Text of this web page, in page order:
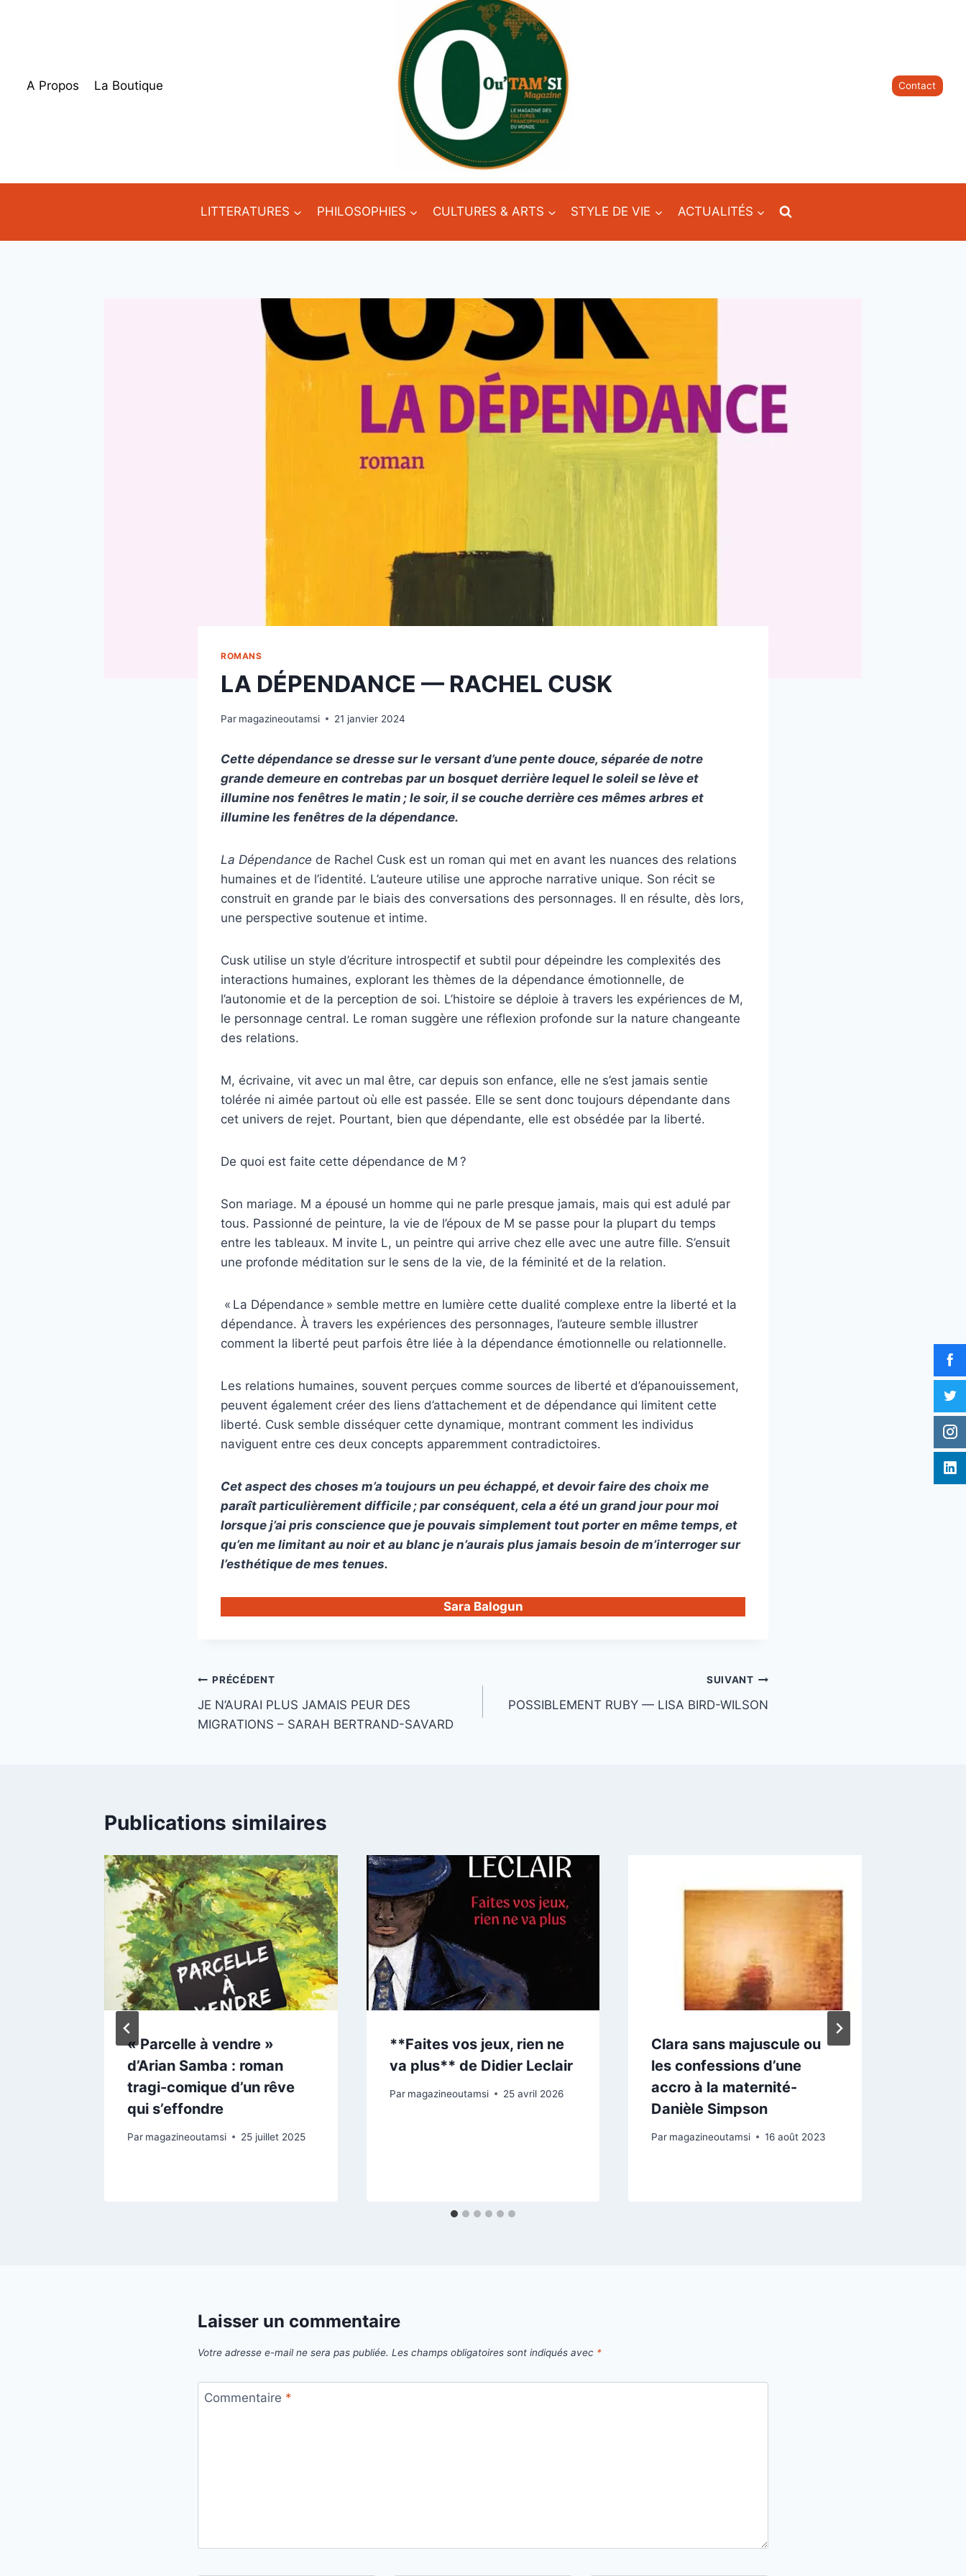
A Propos La Boutique Contact
LITTERATURES PHILOSOPHIES CULTURES & ARTS STYLE DE VIE ACTUALITÉS
ROMANS
LA DÉPENDANCE — RACHEL CUSK
Par magazineoutamsi 21 janvier 2024
Cette dépendance se dresse sur le versant d’une pente douce, séparée de notre
grande demeure en contrebas par un bosquet derrière lequel le soleil se lève et
illumine nos fenêtres le matin ; le soir, il se couche derrière ces mêmes arbres et
illumine les fenêtres de la dépendance.
La Dépendance de Rachel Cusk est un roman qui met en avant les nuances des relations
humaines et de l’identité. L’auteure utilise une approche narrative unique. Son récit se
construit en grande par le biais des conversations des personnages. Il en résulte, dès lors,
une perspective soutenue et intime.
Cusk utilise un style d’écriture introspectif et subtil pour dépeindre les complexités des
interactions humaines, explorant les thèmes de la dépendance émotionnelle, de
l’autonomie et de la perception de soi. L’histoire se déploie à travers les expériences de M,
le personnage central. Le roman suggère une réflexion profonde sur la nature changeante
des relations.
M, écrivaine, vit avec un mal être, car depuis son enfance, elle ne s’est jamais sentie
tolérée ni aimée partout où elle est passée. Elle se sent donc toujours dépendante dans
cet univers de rejet. Pourtant, bien que dépendante, elle est obsédée par la liberté.
De quoi est faite cette dépendance de M ?
Son mariage. M a épousé un homme qui ne parle presque jamais, mais qui est adulé par
tous. Passionné de peinture, la vie de l’époux de M se passe pour la plupart du temps
entre les tableaux. M invite L, un peintre qui arrive chez elle avec une autre fille. S’ensuit
une profonde méditation sur le sens de la vie, de la féminité et de la relation.
« La Dépendance » semble mettre en lumière cette dualité complexe entre la liberté et la
dépendance. À travers les expériences des personnages, l’auteure semble illustrer
comment la liberté peut parfois être liée à la dépendance émotionnelle ou relationnelle.
Les relations humaines, souvent perçues comme sources de liberté et d’épanouissement,
peuvent également créer des liens d’attachement et de dépendance qui limitent cette
liberté. Cusk semble disséquer cette dynamique, montrant comment les individus
naviguent entre ces deux concepts apparemment contradictoires.
Cet aspect des choses m’a toujours un peu échappé, et devoir faire des choix me
paraît particulièrement difficile ; par conséquent, cela a été un grand jour pour moi
lorsque j’ai pris conscience que je pouvais simplement tout porter en même temps, et
qu’en me limitant au noir et au blanc je n’aurais plus jamais besoin de m’interroger sur
l’esthétique de mes tenues.
Sara Balogun
Navigation
de
PRÉCÉDENT
JE N’AURAI PLUS JAMAIS PEUR DES
MIGRATIONS – SARAH BERTRAND-SAVARD
SUIVANT
POSSIBLEMENT RUBY — LISA BIRD-WILSON
Publications similaires
« Parcelle à vendre »
d’Arian Samba : roman
tragi-comique d’un rêve
qui s’effondre
Par magazineoutamsi 25 juillet 2025
**Faites vos jeux, rien ne
va plus** de Didier Leclair
Par magazineoutamsi 25 avril 2026
Clara sans majuscule ou
les confessions d’une
accro à la maternité-
Danièle Simpson
Par magazineoutamsi 16 août 2023
Laisser un commentaire
Votre adresse e-mail ne sera pas publiée. Les champs obligatoires sont indiqués avec *
Commentaire *